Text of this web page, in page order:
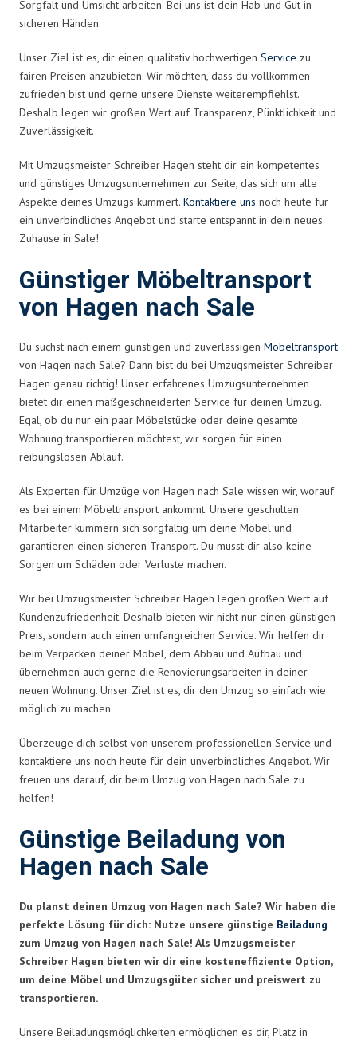
Sorgfalt und Umsicht arbeiten. Bei uns ist dein Hab und Gut in
sicheren Händen.
Unser Ziel ist es, dir einen qualitativ hochwertigen Service zu
fairen Preisen anzubieten. Wir möchten, dass du vollkommen
zufrieden bist und gerne unsere Dienste weiterempfiehlst.
Deshalb legen wir großen Wert auf Transparenz, Pünktlichkeit und
Zuverlässigkeit.
Mit Umzugsmeister Schreiber Hagen steht dir ein kompetentes
und günstiges Umzugsunternehmen zur Seite, das sich um alle
Aspekte deines Umzugs kümmert. Kontaktiere uns noch heute für
ein unverbindliches Angebot und starte entspannt in dein neues
Zuhause in Sale!
Günstiger Möbeltransport
von Hagen nach Sale
Du suchst nach einem günstigen und zuverlässigen Möbeltransport
von Hagen nach Sale? Dann bist du bei Umzugsmeister Schreiber
Hagen genau richtig! Unser erfahrenes Umzugsunternehmen
bietet dir einen maßgeschneiderten Service für deinen Umzug.
Egal, ob du nur ein paar Möbelstücke oder deine gesamte
Wohnung transportieren möchtest, wir sorgen für einen
reibungslosen Ablauf.
Als Experten für Umzüge von Hagen nach Sale wissen wir, worauf
es bei einem Möbeltransport ankommt. Unsere geschulten
Mitarbeiter kümmern sich sorgfältig um deine Möbel und
garantieren einen sicheren Transport. Du musst dir also keine
Sorgen um Schäden oder Verluste machen.
Wir bei Umzugsmeister Schreiber Hagen legen großen Wert auf
Kundenzufriedenheit. Deshalb bieten wir nicht nur einen günstigen
Preis, sondern auch einen umfangreichen Service. Wir helfen dir
beim Verpacken deiner Möbel, dem Abbau und Aufbau und
übernehmen auch gerne die Renovierungsarbeiten in deiner
neuen Wohnung. Unser Ziel ist es, dir den Umzug so einfach wie
möglich zu machen.
Überzeuge dich selbst von unserem professionellen Service und
kontaktiere uns noch heute für dein unverbindliches Angebot. Wir
freuen uns darauf, dir beim Umzug von Hagen nach Sale zu
helfen!
Günstige Beiladung von
Hagen nach Sale
Du planst deinen Umzug von Hagen nach Sale? Wir haben die
perfekte Lösung für dich: Nutze unsere günstige Beiladung
zum Umzug von Hagen nach Sale! Als Umzugsmeister
Schreiber Hagen bieten wir dir eine kosteneffiziente Option,
um deine Möbel und Umzugsgüter sicher und preiswert zu
transportieren.
Unsere Beiladungsmöglichkeiten ermöglichen es dir, Platz in